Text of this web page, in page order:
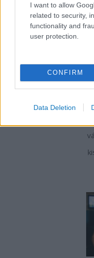
I want to allow
related to security,
functionality and
user protection.
CONFIRM
Data Deletion